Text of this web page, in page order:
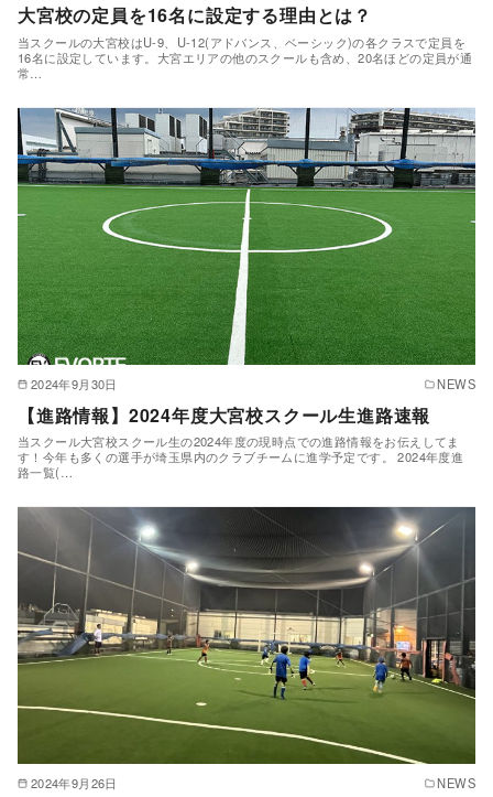
大宮校の定員を16名に設定する理由とは？
当スクールの大宮校はU-9、U-12(アドバンス、ベーシック)の各クラスで定員を
16名に設定しています。大宮エリアの他のスクールも含め、20名ほどの定員が通
常…
2024年9月30日 NEWS
【進路情報】2024年度大宮校スクール生進路速報
当スクール大宮校スクール生の2024年度の現時点での進路情報をお伝えしてま
す！今年も多くの選手が埼玉県内のクラブチームに進学予定です。 2024年度進
路一覧(…
2024年9月26日 NEWS